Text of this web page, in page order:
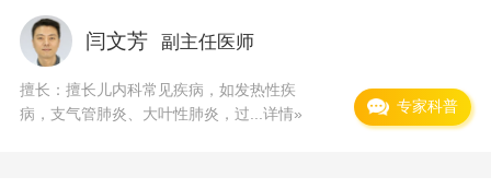
闫文芳 副主任医师
擅长：擅长儿内科常见疾病，如发热性疾
病，支气管肺炎、大叶性肺炎，过... 详情» 专家科普